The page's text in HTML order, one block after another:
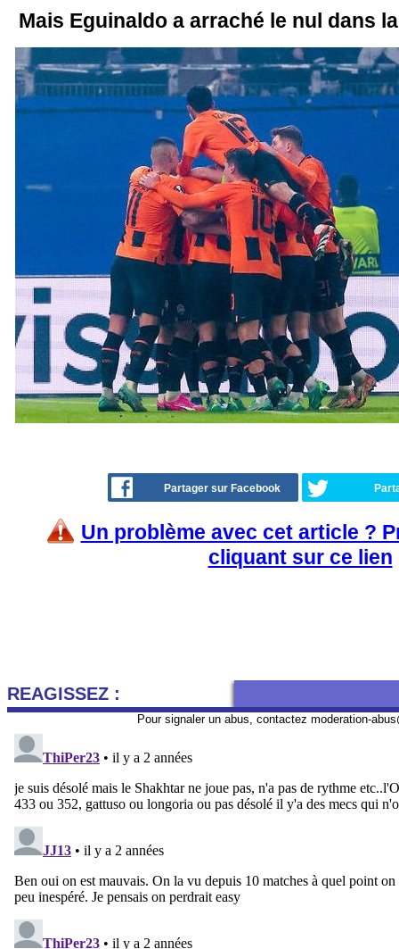
Mais Eguinaldo a arraché le nul dans
Partager sur Facebook
Un problème avec cet article ?
cliquant sur ce lien
REAGISSEZ :
Pour signaler un abus, contactez moderation-